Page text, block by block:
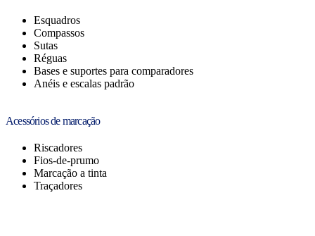
Esquadros
Compassos
Sutas
Réguas
Bases e suportes para comparadores
Anéis e escalas padrão
Acessórios de marcação
Riscadores
Fios-de-prumo
Marcação a tinta
Traçadores